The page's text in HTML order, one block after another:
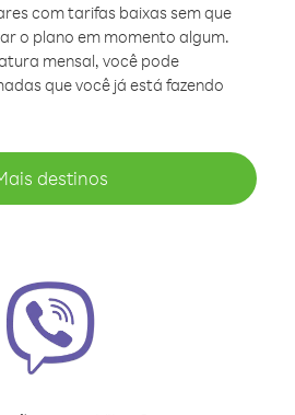
com tarifas baixas sem que
o plano em momento algum.
mensal, você pode
que você já está fazendo
destinos